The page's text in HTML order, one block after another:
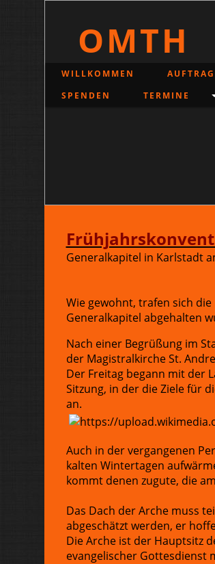
OMTH
WILLKOMMEN AUFTRAG
SPENDEN
TERMINE
Generalkapitel in Karlstadt
Wie gewohnt, trafen sich
Generalkapitel abgehalten
Nach einer Begrüßung im
der Magistralkirche St.
Der Freitag begann mit der
Sitzung, in der die Ziele für
an.
Auch in der vergangenen
kalten Wintertagen
kommt denen zugute, die
Das Dach der Arche muss
abgeschätzt werden, er
Die Arche ist der Hauptsitz
evangelischer Gottesdienst